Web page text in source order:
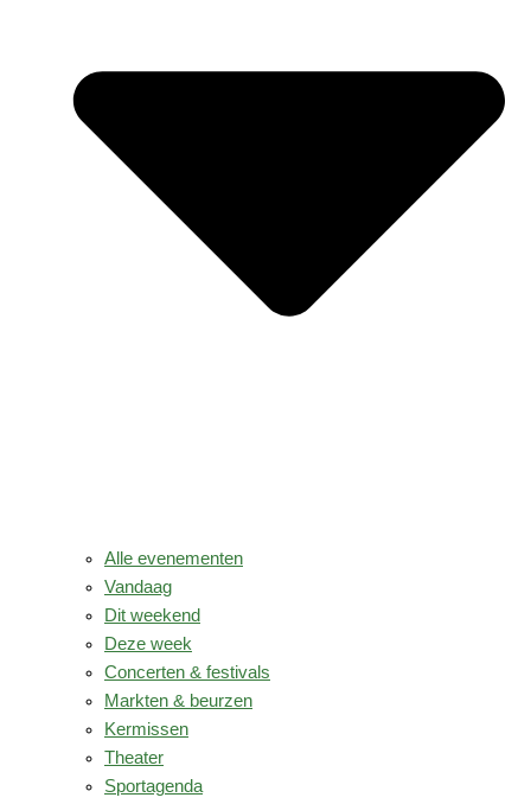
Alle evenementen
Vandaag
Dit weekend
Deze week
Concerten & festivals
Markten & beurzen
Kermissen
Theater
Sportagenda